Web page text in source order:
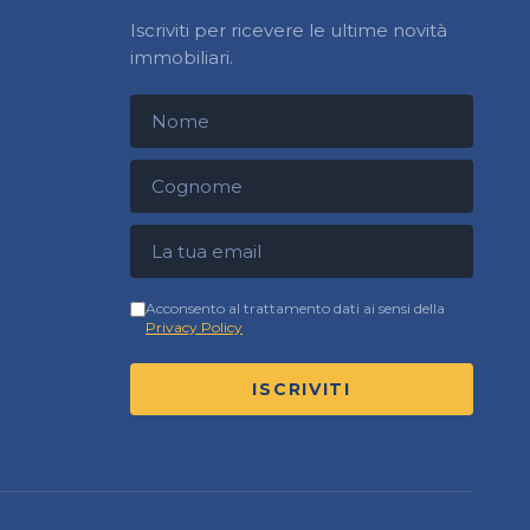
Iscriviti per ricevere le ultime novità
immobiliari.
Nome
Cognome
Indirizzo email
Acconsento al trattamento dati ai sensi della
Privacy Policy
ISCRIVITI